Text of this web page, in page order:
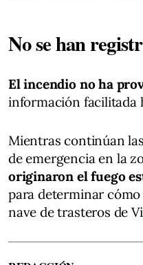
No se han
El incendio no ha
información facilitada
Mientras continúan
de emergencia en la
originaron el fuego
para determinar
nave de trasteros de